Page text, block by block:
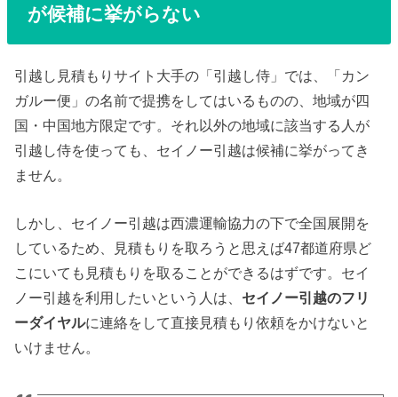
が候補に挙がらない
引越し見積もりサイト大手の「引越し侍」では、「カン
ガルー便」の名前で提携をしてはいるものの、地域が四
国・中国地方限定です。それ以外の地域に該当する人が
引越し侍を使っても、セイノー引越は候補に挙がってき
ません。
しかし、セイノー引越は西濃運輸協力の下で全国展開を
しているため、見積もりを取ろうと思えば47都道府県ど
こにいても見積もりを取ることができるはずです。セイ
ノー引越を利用したいという人は、 セイノー引越のフリ
ーダイヤルに連絡をして直接見積もり依頼をかけないと
いけません。